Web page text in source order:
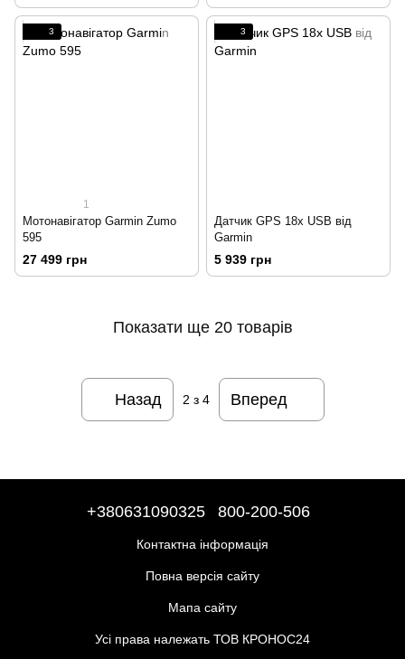
3
1
Мотонавігатор Garmin Zumo
595
27 499 грн
3
Датчик GPS 18x USB від
Garmin
5 939 грн
Показати ще 20 товарів
Назад 2 з 4 Вперед
+380631090325 800-200-506
Контактна інформація
Повна версія сайту
Мапа сайту
Усі права належать ТОВ КРОНОС24